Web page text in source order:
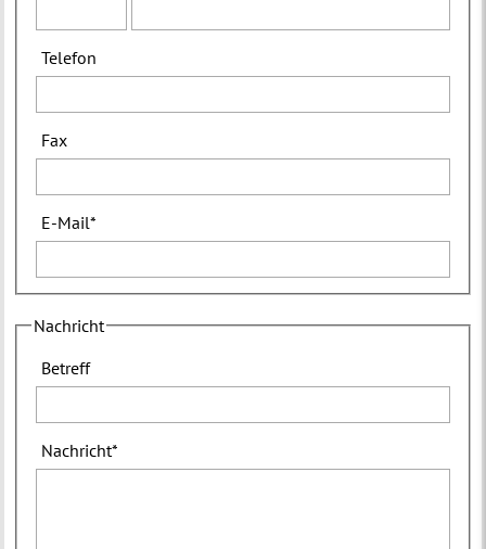
Telefon
Fax
E-Mail*
Nachricht
Betreff
Nachricht*